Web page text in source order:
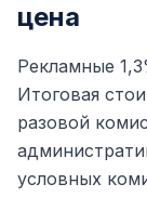
цена
Рекламные
Итоговая
разовой
условных